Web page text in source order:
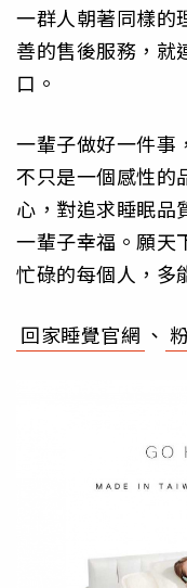
一群人朝著同樣的
善的售後服務，就
口。
一輩子做好一件事
不只是一個感性的
心，對追求睡眠品
一輩子幸福。願天
忙碌的每個人，多
回家睡覺官網 、